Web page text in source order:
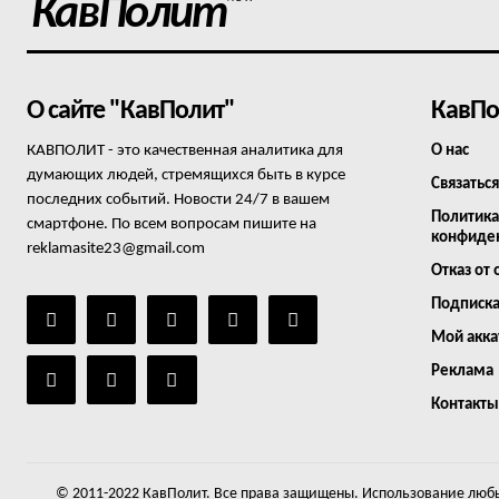
КавПолит
О сайте "КавПолит"
КАВПОЛИТ - это качественная аналитика для
думающих людей, стремящихся быть в курсе
последних событий. Новости 24/7 в вашем
смартфоне. По всем вопросам пишите на
reklamasite23@gmail.com
О нас
Политика
Отказ от
Подписка
Мой
Реклама
Контакты
© 2011-2022 КавПолит. Все права защищены. Использование